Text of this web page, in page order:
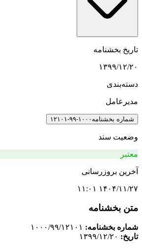
تاریخ بخشنامه
۱۳۹۹/۱۲/۲۰
دسته‌بندی
مدیرعامل
شماره بخشنامه ۱۰۰۰-۹۹-۱۲۱۰۱
وضعیت سند
معتبر
آخرین بروزرسانی
۱۴۰۴/۱۱/۲۷ ۱۱:۰۱
متن بخشنامه
شماره بخشنامه:
تاریخ: